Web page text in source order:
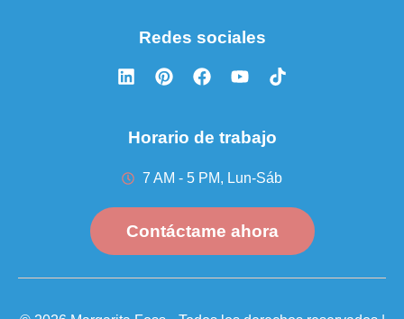
Redes sociales
Horario de trabajo
7 AM - 5 PM, Lun-Sáb
Contáctame ahora